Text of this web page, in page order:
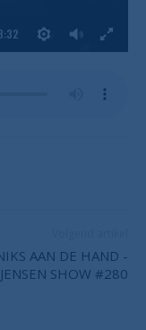
AAN DE HAND -
SHOW #280